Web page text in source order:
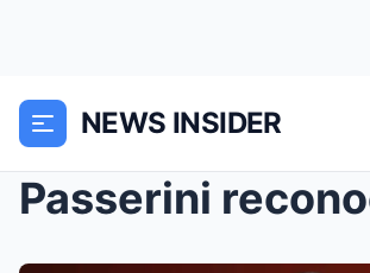
NEWS INSIDER